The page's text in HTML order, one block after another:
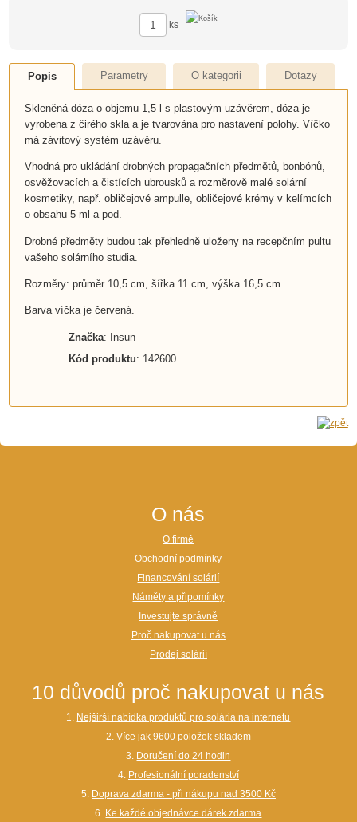
ks
Popis Parametry O kategorii Dotazy
Skleněná dóza o objemu 1,5 l s plastovým uzávěrem, dóza je
vyrobena z čirého skla a je tvarována pro nastavení polohy. Víčko
má závitový systém uzávěru.
Vhodná pro ukládání drobných propagačních předmětů, bonbónů,
osvěžovacích a čistících ubrousků a rozměrově malé solární
kosmetiky, např. obličejové ampulle, obličejové krémy v kelímcích
o obsahu 5 ml a pod.
Drobné předměty budou tak přehledně uloženy na recepčním pultu
vašeho solárního studia.
Rozměry: průměr 10,5 cm, šířka 11 cm, výška 16,5 cm
Barva víčka je červená.
Značka: Insun
Kód produktu: 142600
O nás
O firmě
Obchodní podmínky
Financování solárií
Náměty a připomínky
Investujte správně
Proč nakupovat u nás
Prodej solárií
10 důvodů proč nakupovat u nás
1. Nejširší nabídka produktů pro solária na internetu
2. Více jak 9600 položek skladem
3. Doručení do 24 hodin
4. Profesionální poradenství
5. Doprava zdarma - při nákupu nad 3500 Kč
6. Ke každé objednávce dárek zdarma